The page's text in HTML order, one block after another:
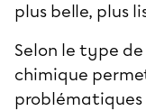
plus belle, plus
Selon le type
chimique
problématiques